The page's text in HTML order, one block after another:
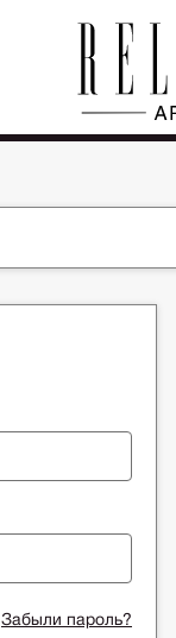
Забыли пароль?